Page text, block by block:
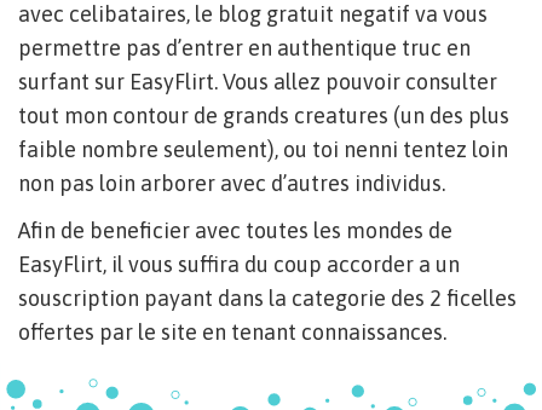
avec celibataires, le blog gratuit negatif va vous
permettre pas d’entrer en authentique truc en
surfant sur EasyFlirt. Vous allez pouvoir consulter
tout mon contour de grands creatures (un des plus
faible nombre seulement), ou toi nenni tentez loin
non pas loin arborer avec d’autres individus.
Afin de beneficier avec toutes les mondes de
EasyFlirt, il vous suffira du coup accorder a un
souscription payant dans la categorie des 2 ficelles
offertes par le site en tenant connaissances.